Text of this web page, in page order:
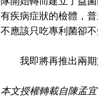
有疾病症狀的檢體，
不應該只吃專利菌卻
我即將再推出兩期
本文授權轉載自陳孟宜